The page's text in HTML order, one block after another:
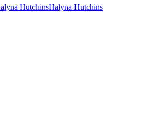
HutchinsHalyna Hutchins